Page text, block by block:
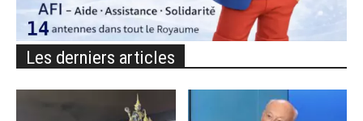
Les derniers articles